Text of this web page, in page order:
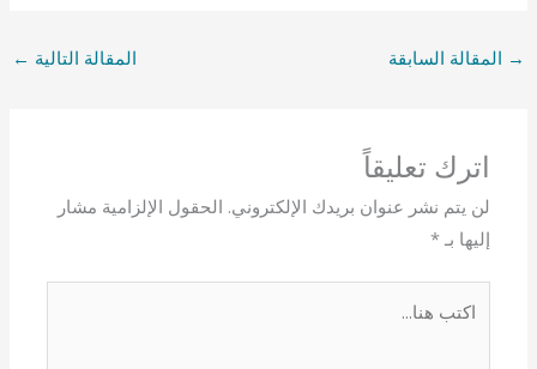
→ المقالة السابقة المقالة التالية ←
اترك تعليقاً
لن يتم نشر عنوان بريدك الإلكتروني. الحقول الإلزامية مشار
إليها بـ*